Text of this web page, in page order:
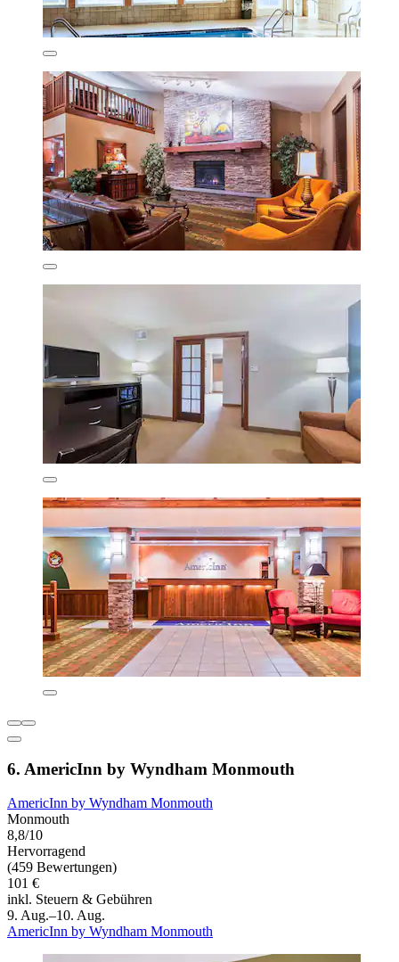
6. AmericInn by Wyndham Monmouth
AmericInn by Wyndham Monmouth
Monmouth
8,8/10
Hervorragend
(459 Bewertungen)
101 €
inkl. Steuern & Gebühren
9. Aug.–10. Aug.
AmericInn by Wyndham Monmouth